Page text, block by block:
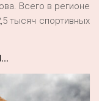
Всего в регионе
тысяч спортивных